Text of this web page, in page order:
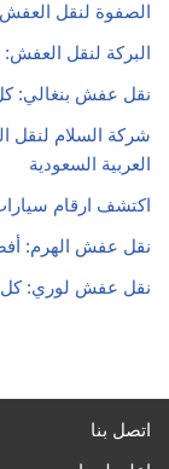
الصفوة لنقل
البركة لنقل
نقل عفش بنغالي:
شركة السلام لنقل
العربية السعودية
اكتشف ارقام
نقل عفش الهرم:
نقل عفش لوري: كل
اتصل بنا